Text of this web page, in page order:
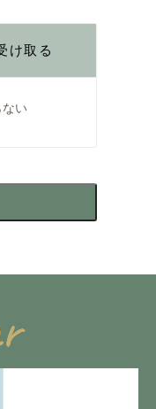
け取る
い